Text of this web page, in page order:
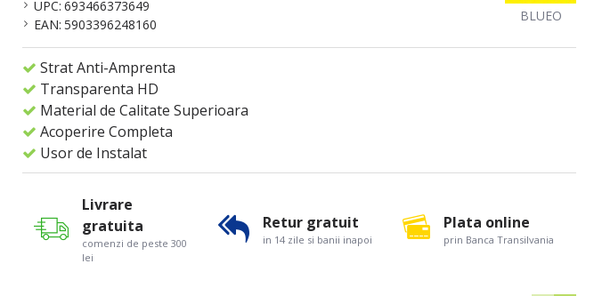
UPC: 693466373649
EAN: 5903396248160
BLUEO
Strat Anti-Amprenta
Transparenta HD
Material de Calitate Superioara
Acoperire Completa
Usor de Instalat
Livrare
gratuita
comenzi de peste 300
lei
Retur gratuit
in 14 zile si banii inapoi
Plata online
prin Banca Transilvania